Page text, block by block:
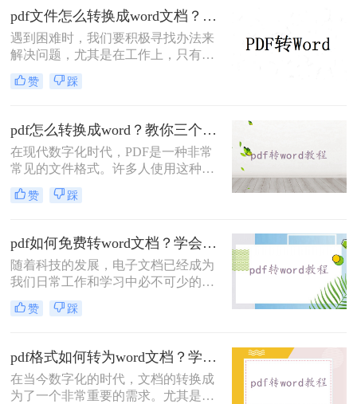
格式在保护文档完整性和格式一致性
方面具有优势，但有时我们可能需要
对其进行编辑或使用其中的内容。这
时候，就需要将pdf转成word。那你们
知道pdf怎么转换成word电脑操作吗？
下面就为大家详细介绍一下pdf转word
pdf文件怎么转换成word文档？分享两个实用免费的方法
遇到困难时，我们要积极寻找办法来
解决问题，尤其是在工作上，只有在
遇到问题后，才能更好的完成工作，
拿文件转换问题来说，遇到难以转换
就可以很容易地完成转换。那么pdf文
件怎么转换成word文档，给大家介绍
一下转转大师pdf文件转换成word文档
的转换方法。
赞 踩
pdf怎么转换成word？教你三个简单高效的方法！
在现代数字化时代，PDF是一种非常
常见的文件格式。许多人使用这种格
式来共享文件和文档，因为它可以跨
多个操作系统进行访问，并且不易被
需要将PDF转换成Word文档以便进行
进一步编辑或修改。那么pdf怎么转换
成word呢？在本文中，我们将详细介
绍使用不同方法将PDF文件转换为可
编辑的Word文档的步骤和技巧。
赞 踩
pdf如何免费转word文档？学会这二个方法，一分钟就可轻松解决！
随着科技的发展，电子文档已经成为
我们日常工作和学习中必不可少的一
部分。在我们的工作和学习过程中，
经常会遇到需要将PDF文件转换为可
有免费的方法将PDF转换为Word文档
呢？本文将为大家介绍一些免费而且
高质量的PDF转Word工具。
赞 踩
pdf格式如何转为word文档？学会这二个实用方法，轻松实现转换！
在当今数字化的时代，文档的转换成
为了一个非常重要的需求。尤其是在